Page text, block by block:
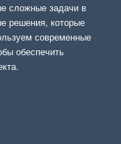
сложные задачи в
решения, которые
современные
обеспечить